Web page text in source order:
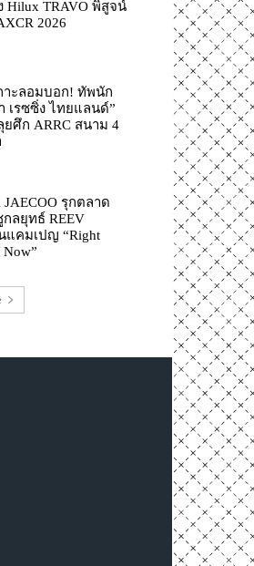
Hilux TRAVO พิสูจน์
2026
าะลอมบอก! ทัพนัก
เรซซิ่ง ไทยแลนด์”
ศึก ARRC สนาม 4
JAECOO รุกตลาด
ลยุทธ์ REEV
แคมเปญ “Right
Now”